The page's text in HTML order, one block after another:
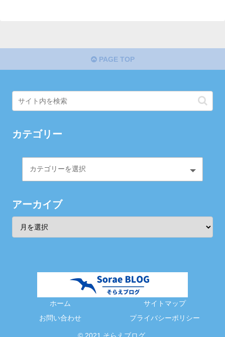
PAGE TOP
カテゴリー
アーカイブ
ホーム
サイトマップ
お問い合わせ
プライバシーポリシー